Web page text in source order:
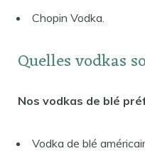
Chopin Vodka.
Quelles vodkas
Nos vodkas de blé
Vodka de blé